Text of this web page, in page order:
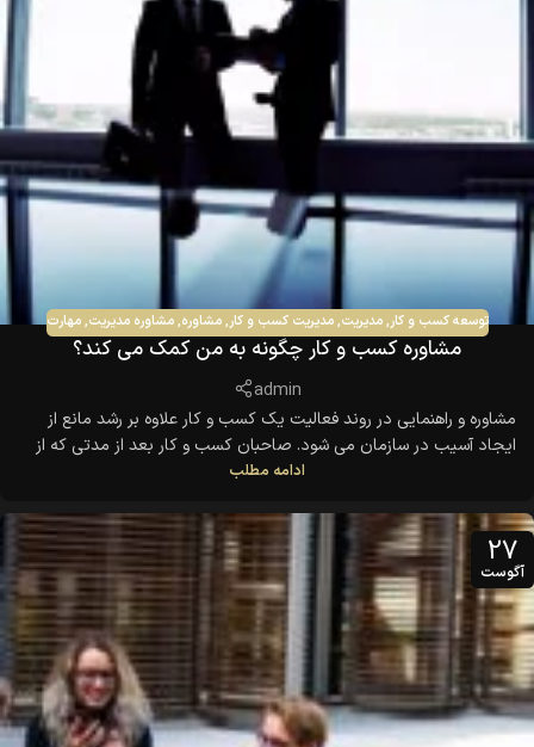
توسعه کسب و کار,مدیریت,مدیریت کسب و کار,مشاوره,مشاوره مدیریت,مهارت
مشاوره کسب و کار چگونه به من کمک می کند؟
admin
مشاوره و راهنمایی در روند فعالیت یک کسب و کار علاوه بر رشد مانع از
ایجاد آسیب در سازمان می شود. صاحبان کسب و کار بعد از مدتی که از
شروع کارشان می گذرد با مسائل و مشکلاتی مواجه می شوند یکی از مهم
ادامه مطلب
27
آگوست